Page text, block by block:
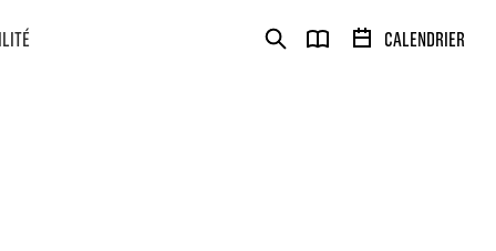
CALENDRIER